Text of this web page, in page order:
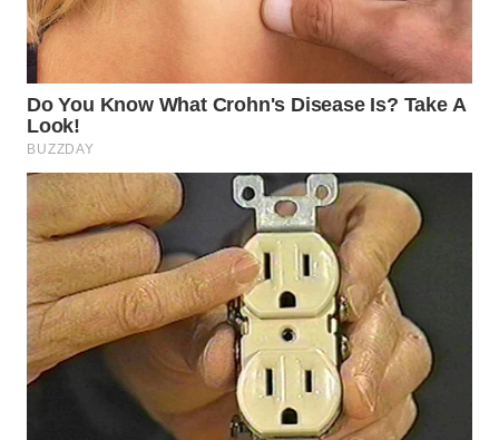
LAWAS
SUMEDANG
WN
CIANJUR
WN
KEPULAUAN
SERIBU
WN
TANGERANG